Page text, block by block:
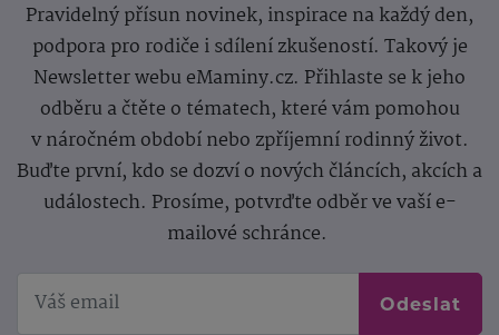
Pravidelný přísun novinek, inspirace na každý den,
podpora pro rodiče i sdílení zkušeností. Takový je
Newsletter webu eMaminy.cz. Přihlaste se k jeho
odběru a čtěte o tématech, které vám pomohou
v náročném období nebo zpříjemní rodinný život.
Buďte první, kdo se dozví o nových článcích, akcích a
událostech. Prosíme, potvrďte odběr ve vaší e-
mailové schránce.
Odeslat